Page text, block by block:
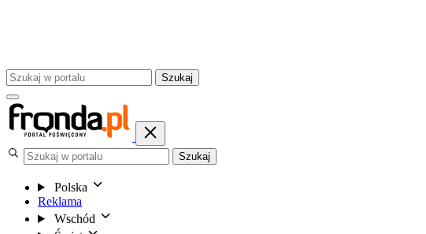
Szukaj
Szukaj
Polska
Reklama
Wschód